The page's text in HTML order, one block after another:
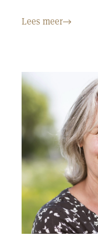
Lees meer